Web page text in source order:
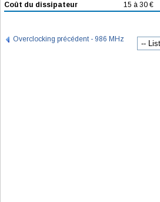
Coût du dissipateur
15 à 30 €
Overclocking précédent - 986 MHz